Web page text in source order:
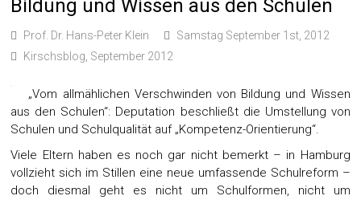
Bildung und Wissen aus den Schulen
Prof. Dr. Hans-Peter Klein
Samstag September 1st, 2012
Kirschsblog, September 2012
„Vom allmählichen Verschwinden von Bildung und Wissen
aus den Schulen“: Deputation beschließt die Umstellung von
Schulen und Schulqualität auf „Kompetenz-Orientierung“.
Viele Eltern haben es noch gar nicht bemerkt – in Hamburg
vollzieht sich im Stillen eine neue umfassende Schulreform –
doch diesmal geht es nicht um Schulformen, nicht um